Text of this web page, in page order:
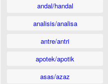
andal/handal
analisis/analisa
antre/antri
apotek/apotik
asas/azaz